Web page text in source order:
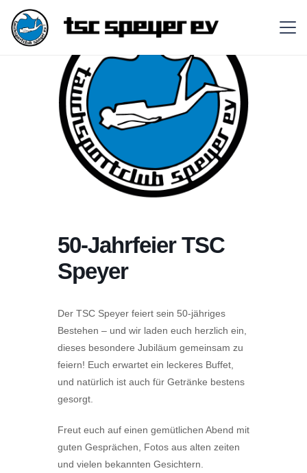
50-Jahrfeier TSC
Speyer
Der TSC Speyer feiert sein 50-jähriges
Bestehen – und wir laden euch herzlich ein,
dieses besondere Jubiläum gemeinsam zu
feiern! Euch erwartet ein leckeres Buffet,
und natürlich ist auch für Getränke bestens
gesorgt.
Freut euch auf einen gemütlichen Abend mit
guten Gesprächen, Fotos aus alten zeiten
und vielen bekannten Gesichtern.